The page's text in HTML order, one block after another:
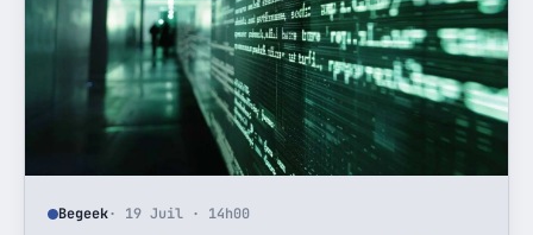
Begeek· 19 Juil · 14h00